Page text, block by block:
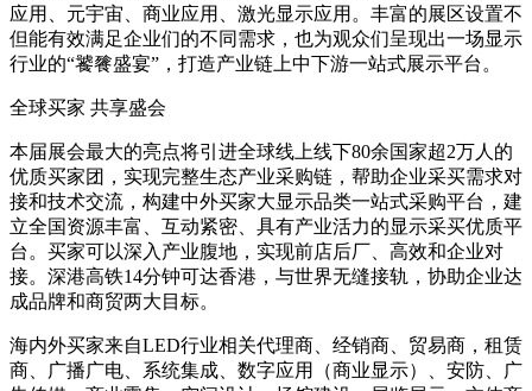
应用、元宇宙、商业应用、激光显示应用。丰富的展区设置不
但能有效满足企业们的不同需求，也为观众们呈现出一场显示
行业的“饕餮盛宴”，打造产业链上中下游一站式展示平台。
全球买家 共享盛会
本届展会最大的亮点将引进全球线上线下80余国家超2万人的
优质买家团，实现完整生态产业采购链，帮助企业采买需求对
接和技术交流，构建中外买家大显示品类一站式采购平台，建
立全国资源丰富、互动紧密、具有产业活力的显示采买优质平
台。买家可以深入产业腹地，实现前店后厂、高效和企业对
接。深港高铁14分钟可达香港，与世界无缝接轨，协助企业达
成品牌和商贸两大目标。
海内外买家来自LED行业相关代理商、经销商、贸易商，租赁
商、广播广电、系统集成、数字应用（商业显示）、安防、广